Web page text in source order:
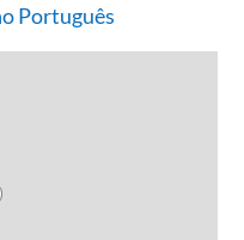
Português